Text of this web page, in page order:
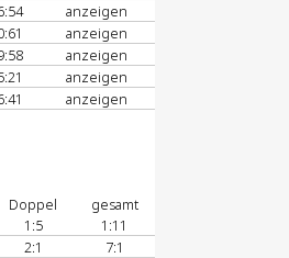
anzeigen
anzeigen
anzeigen
anzeigen
anzeigen
Doppel
gesamt
1:5
1:11
2:1
7:1